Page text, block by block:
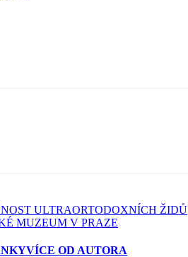
ULTRAORTODOXNÍCH ŽIDŮ
MUZEUM V PRAZE
VÍCE OD AUTORA